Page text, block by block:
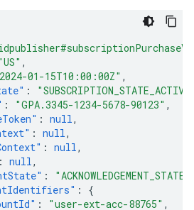
,
01-15T10:00:00Z" ,
:
: "GPA.3345-1234-5678-90123" ,
: null,
: null,
: null,
: null,
:
:
{
: "user-ext-acc-88765" ,